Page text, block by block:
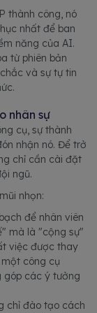
thành công, nó
nhất để ban
năng của AI.
từ phiên bản
và sự tự tin
nhân sự
cụ, sự thành
nhận nó. Để trở
chỉ cần cài đặt
ngũ.
nhọn:
để nhân viên
mà là "cộng sự"
việc được thay
công cụ
góp các ý tưởng
chỉ đào tạo cách